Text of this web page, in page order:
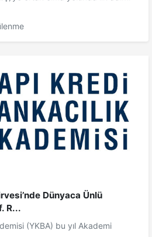
Dünyaca Ünlü
R...
(YKBA) bu yıl Akademi